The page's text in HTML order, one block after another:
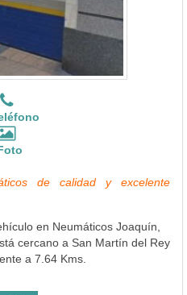
de calidad y excelente
en Neumáticos Joaquín,
cercano a San Martín del Rey
a 7.64 Kms.